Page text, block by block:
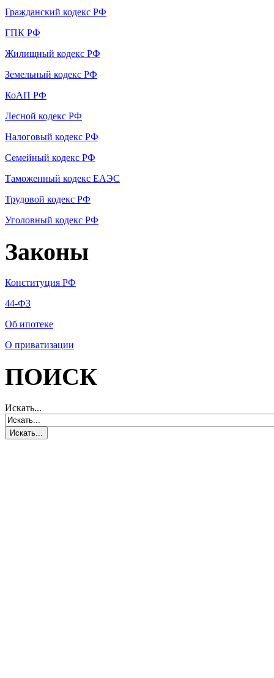
Гражданский кодекс РФ
ГПК РФ
Жилищный кодекс РФ
Земельный кодекс РФ
КоАП РФ
Лесной кодекс РФ
Налоговый кодекс РФ
Семейный кодекс РФ
Таможенный кодекс ЕАЭС
Трудовой кодекс РФ
Уголовный кодекс РФ
Законы
Конституция РФ
44-ФЗ
Об ипотеке
О приватизации
ПОИСК
Искать...